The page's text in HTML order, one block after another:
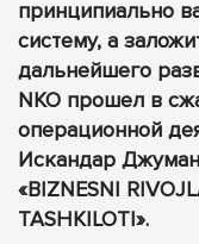
принципиально
систему, а
дальнейшего
NKO прошел в
операционной
Искандар
«BIZNESNI
TASHKILOTI».